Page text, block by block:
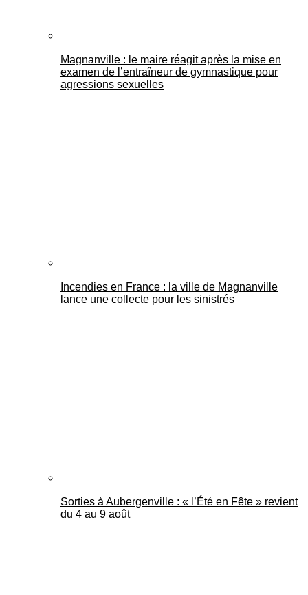
Magnanville : le maire réagit après la mise en
examen de l’entraîneur de gymnastique pour
agressions sexuelles
Incendies en France : la ville de Magnanville
lance une collecte pour les sinistrés
Sorties à Aubergenville : « l’Été en Fête » revient
du 4 au 9 août